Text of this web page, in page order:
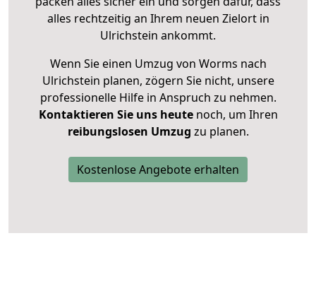
alles rechtzeitig an Ihrem neuen Zielort in
Ulrichstein ankommt.
Wenn Sie einen Umzug von Worms nach
Ulrichstein planen, zögern Sie nicht, unsere
professionelle Hilfe in Anspruch zu nehmen.
Kontaktieren Sie uns heutenoch, um Ihren
reibungslosen Umzug zu planen.
Kostenlose Angebote erhalten